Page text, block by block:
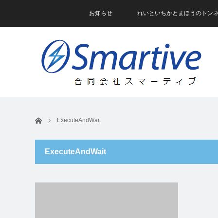
お知らせ れいといちかとまほうのトン
ホーム ExecuteAndWait
ExecuteAndWait